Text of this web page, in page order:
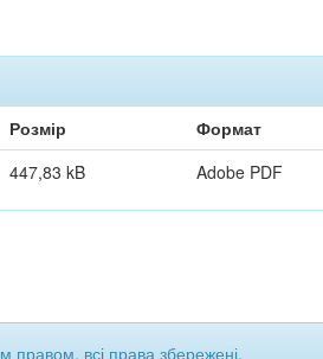
Розмір
Формат
447,83 kB Adobe PDF
правом, всі права збережені.